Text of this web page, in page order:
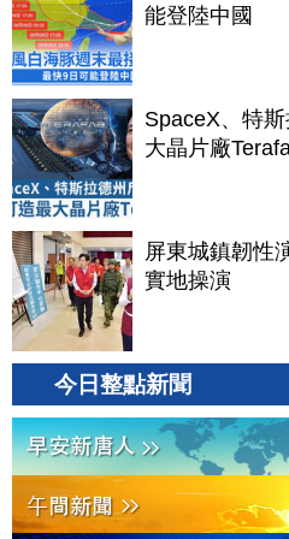
能登陸中國
SpaceX、特
大晶片廠
屏東城鎮韌性
實地操演
今日整點新聞